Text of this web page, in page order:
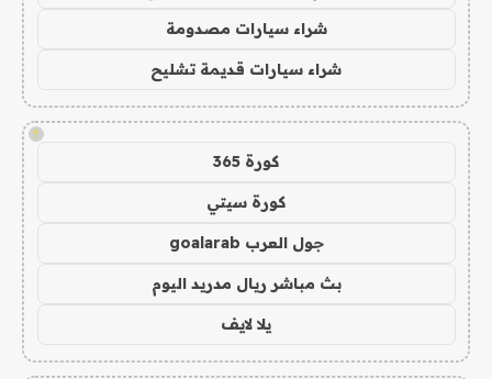
شراء سيارات مصدومة
شراء سيارات قديمة تشليح
!
كورة 365
كورة سيتي
جول العرب goalarab
بث مباشر ريال مدريد اليوم
يلا لايف